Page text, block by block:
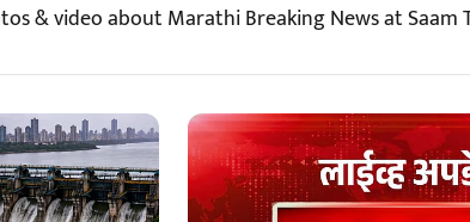
& video about Marathi Breaking News at Saam